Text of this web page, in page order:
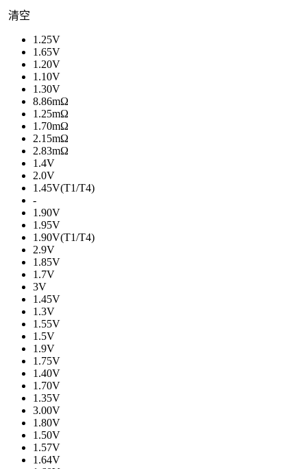
清空
1.25V
1.65V
1.20V
1.10V
1.30V
8.86mΩ
1.25mΩ
1.70mΩ
2.15mΩ
2.83mΩ
1.4V
2.0V
1.45V(T1/T4)
-
1.90V
1.95V
1.90V(T1/T4)
2.9V
1.85V
1.7V
3V
1.45V
1.3V
1.55V
1.5V
1.9V
1.75V
1.40V
1.70V
1.35V
3.00V
1.80V
1.50V
1.57V
1.64V